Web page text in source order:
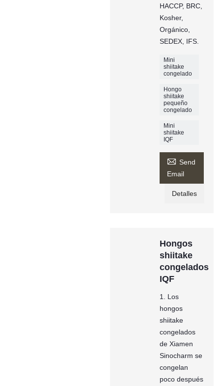
HACCP, BRC,
Kosher,
Orgánico,
SEDEX, IFS.
Mini
shiitake
congelado
Hongo
shiitake
pequeño
congelado
Mini
shiitake
IQF
 Send
Email
Detalles
Hongos
shiitake
congelados
IQF
1. Los
hongos
shiitake
congelados
de Xiamen
Sinocharm se
congelan
poco después